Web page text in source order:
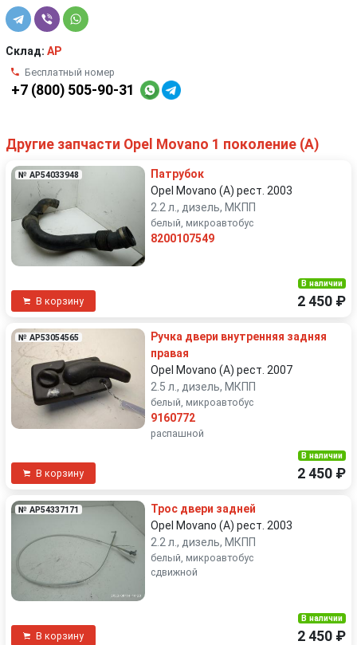
Склад: AP
Бесплатный номер
+7 (800) 505-90-31
Другие запчасти Opel Movano 1 поколение (A)
№ AP54033948
Патрубок
Opel Movano (A) рест. 2003
2.2 л., дизель, МКПП
белый, микроавтобус
8200107549
В корзину
В наличии
2 450 ₽
№ AP53054565
Ручка двери внутренняя задняя
правая
Opel Movano (A) рест. 2007
2.5 л., дизель, МКПП
белый, микроавтобус
9160772
распашной
В корзину
В наличии
2 450 ₽
№ AP54337171
Трос двери задней
Opel Movano (A) рест. 2003
2.2 л., дизель, МКПП
белый, микроавтобус
сдвижной
В корзину
В наличии
2 450 ₽